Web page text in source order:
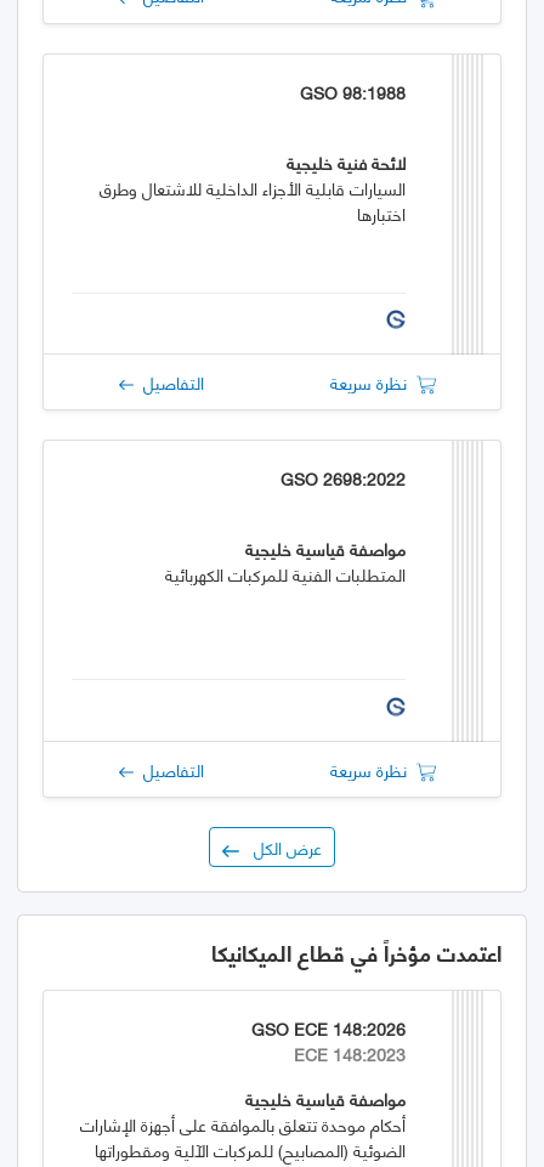
GSO 98:1988
لائحة فنية خليجية
السيارات قابلية الأجزاء الداخلية للاشتعال وطرق
اختبارها
نظرة سريعة التفاصيل
GSO 2698:2022
مواصفة قياسية خليجية
المتطلبات الفنية للمركبات الكهربائية
نظرة سريعة التفاصيل
عرض الكل
اعتمدت مؤخراً في قطاع الميكانيكا
GSO ECE 148:2026
ECE 148:2023
مواصفة قياسية خليجية
أحكام موحدة تتعلق بالموافقة على أجهزة الإشارات
الضوئية (المصابيح) للمركبات الآلية ومقطوراتها